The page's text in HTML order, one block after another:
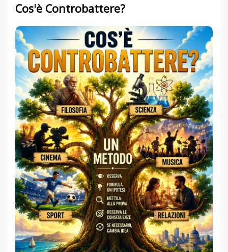
Cos'è Controbattere?